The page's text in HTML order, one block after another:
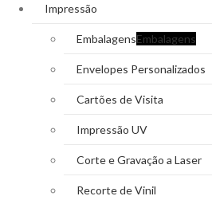
Impressão
EmbalagensEmbalagens
Envelopes Personalizados
Cartões de Visita
Impressão UV
Corte e Gravação a Laser
Recorte de Vinil